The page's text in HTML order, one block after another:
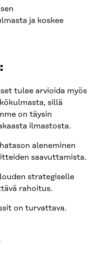
ja koskee
tulee arvioida myös
sillä
on täysin
ilmastosta.
aleneminen
saavuttamista.
strategiselle
rahoitus.
on turvattava.